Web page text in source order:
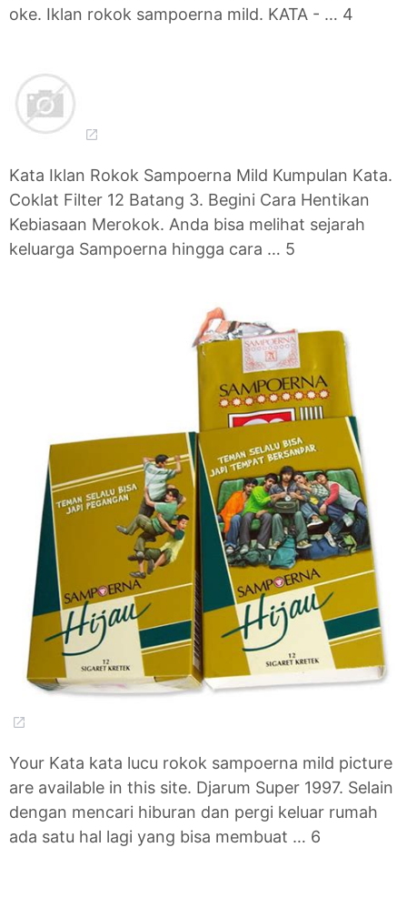
oke. Iklan rokok sampoerna mild. KATA - … 4
Kata Iklan Rokok Sampoerna Mild Kumpulan Kata.
Coklat Filter 12 Batang 3. Begini Cara Hentikan
Kebiasaan Merokok. Anda bisa melihat sejarah
keluarga Sampoerna hingga cara … 5
Your Kata kata lucu rokok sampoerna mild picture
are available in this site. Djarum Super 1997. Selain
dengan mencari hiburan dan pergi keluar rumah
ada satu hal lagi yang bisa membuat … 6